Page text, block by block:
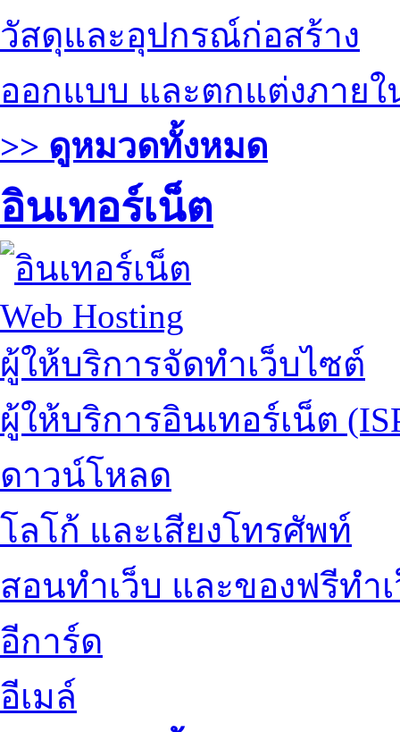
วัสดุและอุปกรณ์ก่อสร้าง
ออกแบบ และตกแต่งภายใ
>> ดูหมวดทั้งหมด
อินเทอร์เน็ต
Web Hosting
ผู้ให้บริการจัดทำเว็บไซต์
ผู้ให้บริการอินเทอร์เน็ต
ดาวน์โหลด
โลโก้ และเสียงโทรศัพท์
สอนทำเว็บ และของฟรีทำ
อีการ์ด
อีเมล์